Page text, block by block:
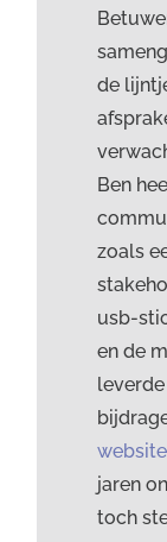
de
Ben
zoals
usb-
en de
website
jaren
toch